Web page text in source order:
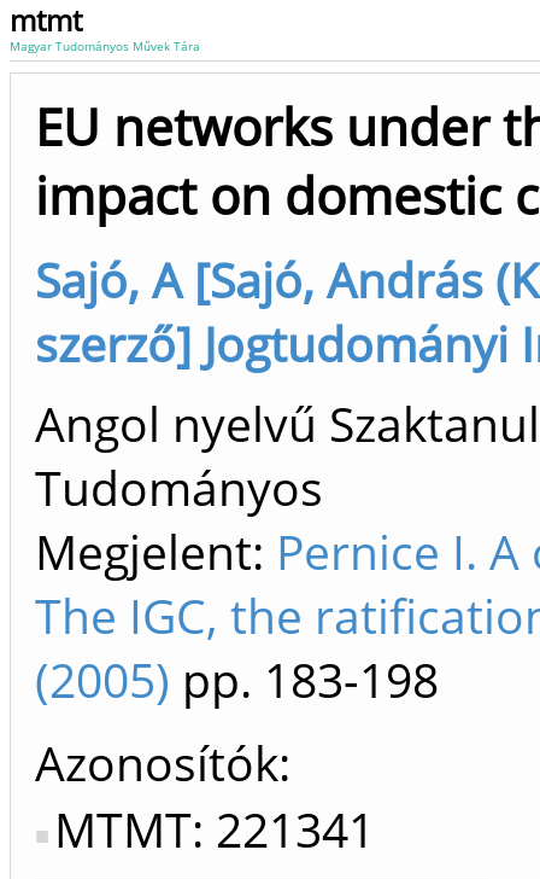
mtmt
Magyar Tudományos Művek Tára
EU networks under
impact on domestic
Sajó, A [Sajó, András
szerző] Jogtudományi
Angol nyelvű
Tudományos
Megjelent: Pernice I.
The IGC, the
(2005) pp. 183-198
Azonosítók
MTMT: 221341